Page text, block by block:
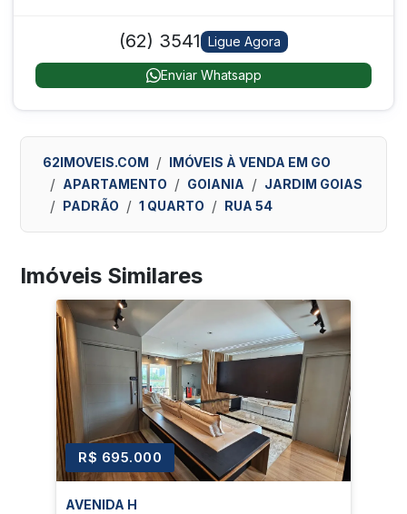
(62) 3541 Ligue Agora
Enviar Whatsapp
62IMOVEIS.COM
IMÓVEIS À VENDA EM GO
APARTAMENTO
GOIANIA
JARDIM GOIAS
PADRÃO
1 QUARTO RUA 54
Imóveis Similares
R$ 695.000
AVENIDA H